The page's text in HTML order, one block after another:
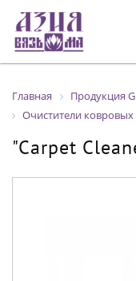
Главная Продукция
Очистители
"Carpet